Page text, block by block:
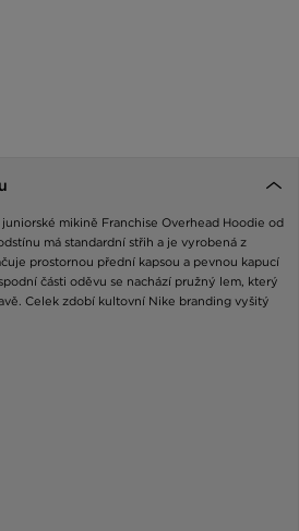
mikině Franchise Overhead Hoodie od
má standardní střih a je vyrobená z
prostornou přední kapsou a pevnou kapucí
části oděvu se nachází pružný lem, který
Celek zdobí kultovní Nike branding vyšitý